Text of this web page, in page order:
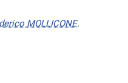
MOLLICONE.